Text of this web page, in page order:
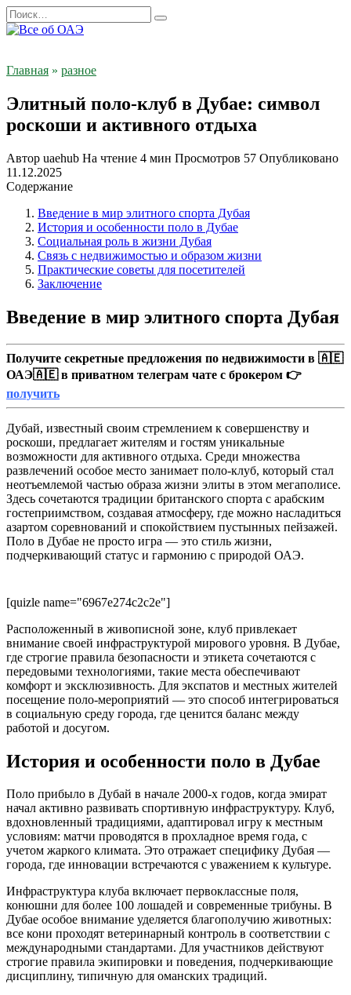
Перейти
к
Search
for:
Главная » разное
Элитный поло-клуб в Дубае: символ
роскоши и активного отдыха
Автор uaehub На чтение 4 мин Просмотров 57 Опубликовано
11.12.2025
Содержание
Введение в мир элитного спорта Дубая
История и особенности поло в Дубае
Социальная роль в жизни Дубая
Связь с недвижимостью и образом жизни
Практические советы для посетителей
Заключение
Введение в мир элитного спорта Дубая
Получите секретные предложения по недвижимости в 🇦🇪
ОАЭ🇦🇪 в приватном телеграм чате с брокером 👉
получить
Дубай, известный своим стремлением к совершенству и
роскоши, предлагает жителям и гостям уникальные
возможности для активного отдыха. Среди множества
развлечений особое место занимает поло-клуб, который стал
неотъемлемой частью образа жизни элиты в этом мегаполисе.
Здесь сочетаются традиции британского спорта с арабским
гостеприимством, создавая атмосферу, где можно насладиться
азартом соревнований и спокойствием пустынных пейзажей.
Поло в Дубае не просто игра — это стиль жизни,
подчеркивающий статус и гармонию с природой ОАЭ.
[quizle name="6967e274c2c2e"]
Расположенный в живописной зоне, клуб привлекает
внимание своей инфраструктурой мирового уровня. В Дубае,
где строгие правила безопасности и этикета сочетаются с
передовыми технологиями, такие места обеспечивают
комфорт и эксклюзивность. Для экспатов и местных жителей
посещение поло-мероприятий — это способ интегрироваться
в социальную среду города, где ценится баланс между
работой и досугом.
История и особенности поло в Дубае
Поло прибыло в Дубай в начале 2000-х годов, когда эмират
начал активно развивать спортивную инфраструктуру. Клуб,
вдохновленный традициями, адаптировал игру к местным
условиям: матчи проводятся в прохладное время года, с
учетом жаркого климата. Это отражает специфику Дубая —
города, где инновации встречаются с уважением к культуре.
Инфраструктура клуба включает первоклассные поля,
конюшни для более 100 лошадей и современные трибуны. В
Дубае особое внимание уделяется благополучию животных:
все кони проходят ветеринарный контроль в соответствии с
международными стандартами. Для участников действуют
строгие правила экипировки и поведения, подчеркивающие
дисциплину, типичную для оманских традиций.